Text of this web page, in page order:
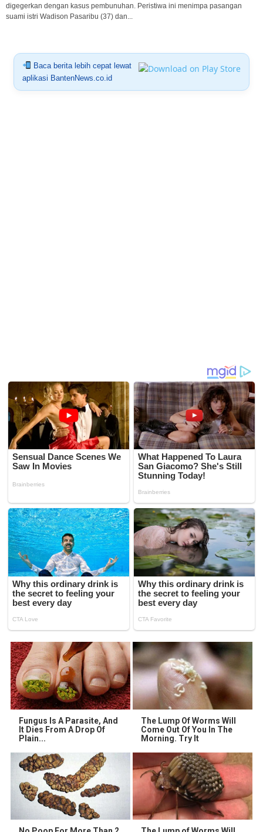
digegerkan dengan kasus pembunuhan. Peristiwa ini menimpa pasangan
suami istri Wadison Pasaribu (37) dan...
Baca berita lebih cepat lewat
aplikasi BantenNews.co.id
Fungus Is A Parasite, And
It Dies From A Drop Of
Plain...
The Lump Of Worms Will
Come Out Of You In The
Morning. Try It